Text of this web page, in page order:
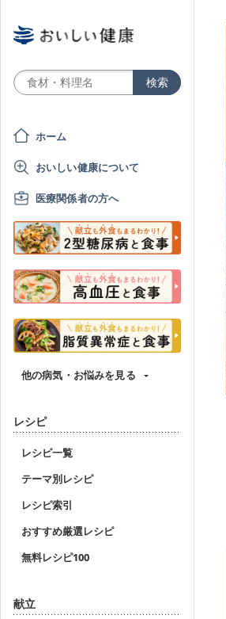
ホーム
おいしい健康について
医療関係者の方へ
他の病気・お悩みを見る
レシピ
レシピ一覧
テーマ別レシピ
レシピ索引
おすすめ厳選レシピ
無料レシピ100
献立